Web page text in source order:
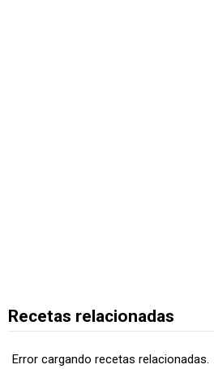
Recetas relacionadas
Error cargando recetas relacionadas.